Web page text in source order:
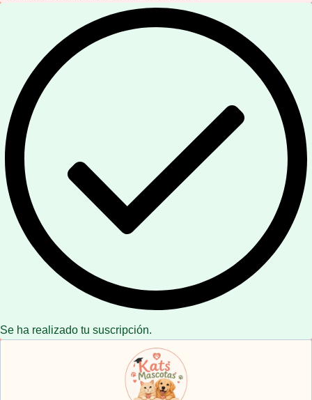
Se ha realizado tu suscripción.